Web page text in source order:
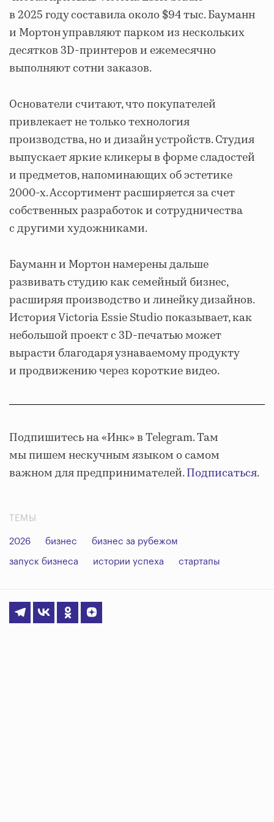
в 2025 году составила около $94 тыс. Бауманн
и Мортон управляют парком из нескольких
десятков 3D-принтеров и ежемесячно
выполняют сотни заказов.
Основатели считают, что покупателей
привлекает не только технология
производства, но и дизайн устройств. Студия
выпускает яркие кликеры в форме сладостей
и предметов, напоминающих об эстетике
2000-х. Ассортимент расширяется за счет
собственных разработок и сотрудничества
с другими художниками.
Бауманн и Мортон намерены дальше
развивать студию как семейный бизнес,
расширяя производство и линейку дизайнов.
История Victoria Essie Studio показывает, как
небольшой проект с 3D-печатью может
вырасти благодаря узнаваемому продукту
и продвижению через короткие видео.
Подпишитесь на «Инк» в Telegram. Там
мы пишем нескучным языком о самом
важном для предпринимателей.Подписаться.
ТЕМЫ
2026 бизнес бизнес за рубежом
запуск бизнеса истории успеха стартапы